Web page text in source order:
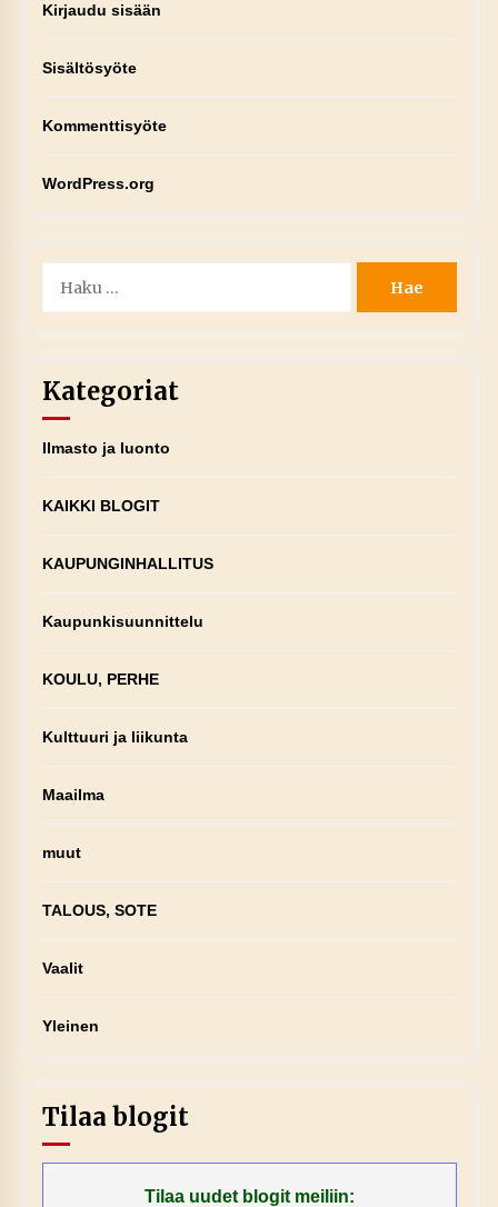
Kirjaudu sisään
Sisältösyöte
Kommenttisyöte
WordPress.org
Kategoriat
Ilmasto ja luonto
KAIKKI BLOGIT
KAUPUNGINHALLITUS
Kaupunkisuunnittelu
KOULU, PERHE
Kulttuuri ja liikunta
Maailma
muut
TALOUS, SOTE
Vaalit
Yleinen
Tilaa blogit
Tilaa uudet blogit meiliin: